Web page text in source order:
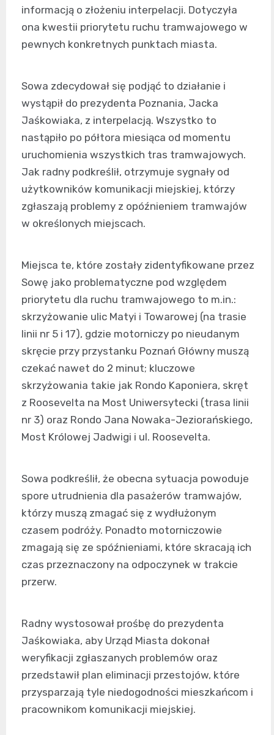
informacją o złożeniu interpelacji. Dotyczyła
ona kwestii priorytetu ruchu tramwajowego w
pewnych konkretnych punktach miasta.
Sowa zdecydował się podjąć to działanie i
wystąpił do prezydenta Poznania, Jacka
Jaśkowiaka, z interpelacją. Wszystko to
nastąpiło po półtora miesiąca od momentu
uruchomienia wszystkich tras tramwajowych.
Jak radny podkreślił, otrzymuje sygnały od
użytkowników komunikacji miejskiej, którzy
zgłaszają problemy z opóźnieniem tramwajów
w określonych miejscach.
Miejsca te, które zostały zidentyfikowane przez
Sowę jako problematyczne pod względem
priorytetu dla ruchu tramwajowego to m.in.:
skrzyżowanie ulic Matyi i Towarowej (na trasie
linii nr 5 i 17), gdzie motorniczy po nieudanym
skręcie przy przystanku Poznań Główny muszą
czekać nawet do 2 minut; kluczowe
skrzyżowania takie jak Rondo Kaponiera, skręt
z Roosevelta na Most Uniwersytecki (trasa linii
nr 3) oraz Rondo Jana Nowaka-Jeziorańskiego,
Most Królowej Jadwigi i ul. Roosevelta.
Sowa podkreślił, że obecna sytuacja powoduje
spore utrudnienia dla pasażerów tramwajów,
którzy muszą zmagać się z wydłużonym
czasem podróży. Ponadto motorniczowie
zmagają się ze spóźnieniami, które skracają ich
czas przeznaczony na odpoczynek w trakcie
przerw.
Radny wystosował prośbę do prezydenta
Jaśkowiaka, aby Urząd Miasta dokonał
weryfikacji zgłaszanych problemów oraz
przedstawił plan eliminacji przestojów, które
przysparzają tyle niedogodności mieszkańcom i
pracownikom komunikacji miejskiej.